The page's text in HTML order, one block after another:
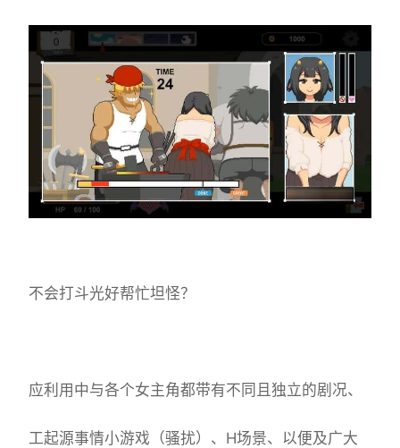
不会打斗光好帮忙坦怪？
应利用中与各个女主角都带有不同且独立的剧况、
工起源事情小游戏（骚扰）、H场景、以便及广大